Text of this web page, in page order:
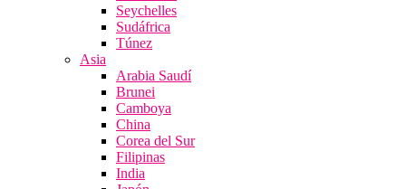
Seychelles
Sudáfrica
Túnez
Asia
Arabia Saudí
Brunei
Camboya
China
Corea del Sur
Filipinas
India